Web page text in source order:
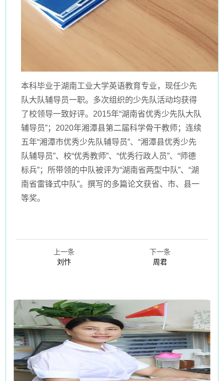
本科毕业于湖南工业大学英语教育专业，现任少先
队大队辅导员一职。多次组织的少先队活动均获得
了校领导一致好评。2015年“湖南省优秀少先队大队
辅导员”；2020年湘潭县第二届科学骨干教师；连续
五年“湘潭市优秀少先队辅导员”、“湘潭县优秀少先
队辅导员”、校“优秀教师”、“优秀行政人员”、“师德
标兵”；所带领的中队被评为“湖南省两型中队”、“湖
南省雷锋式中队”。撰写的多篇论文获省、市、县一
等奖。
上一条
刘忭
下一条
周君